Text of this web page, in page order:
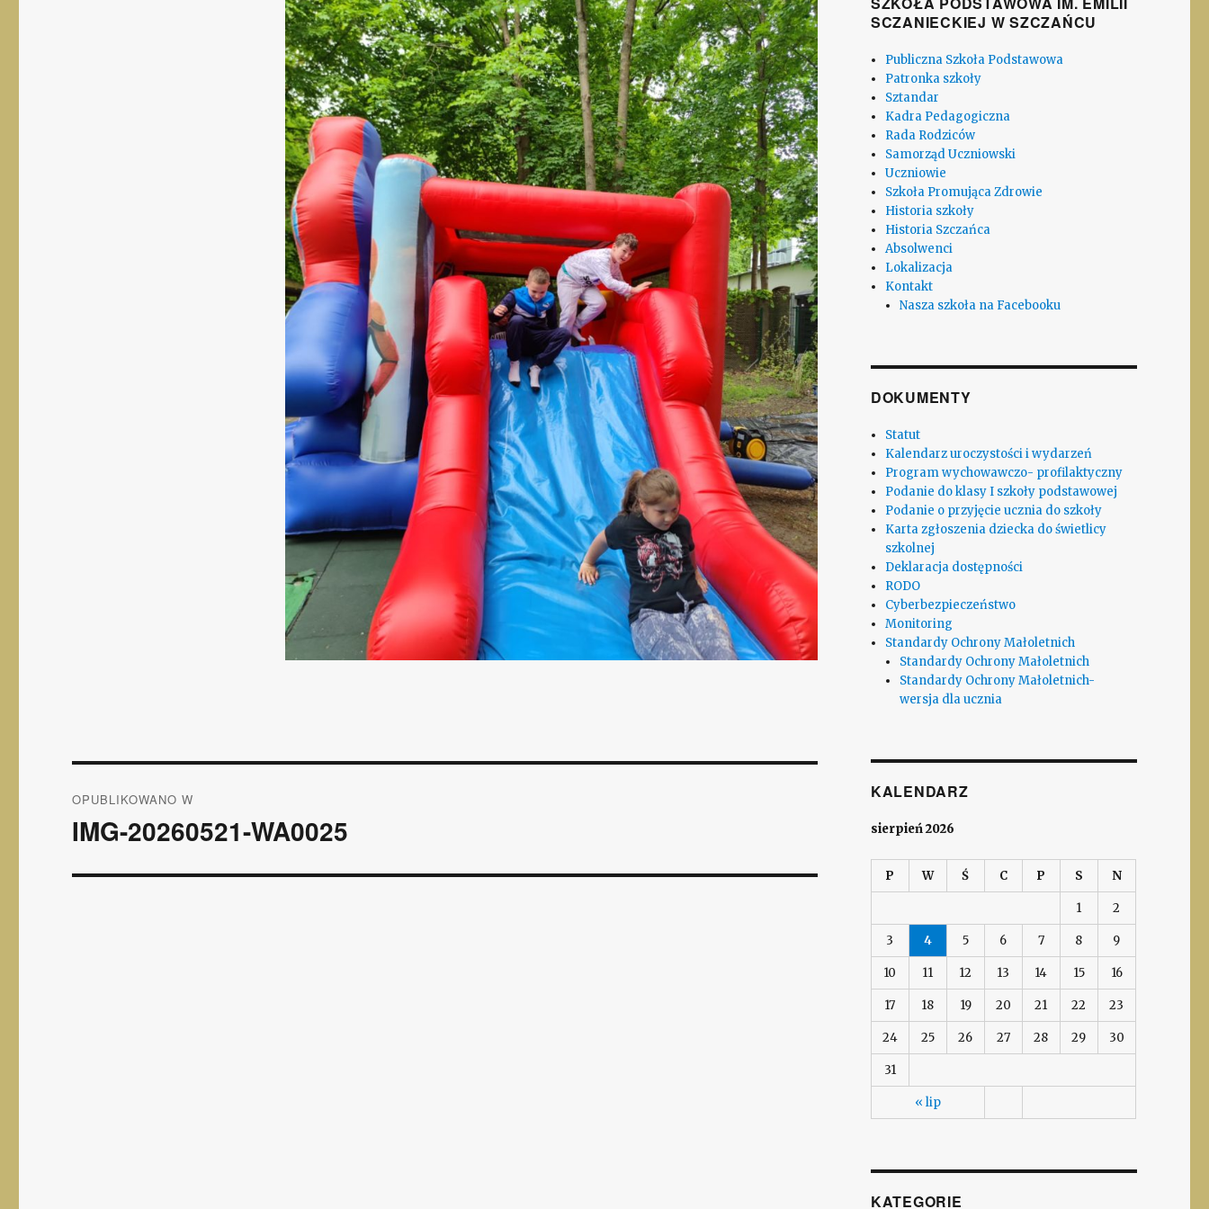
wpisu
OPUBLIKOWANO W
IMG-20260521-WA0025
SCZANIECKIEJ W SZCZAŃCU
Publiczna Szkoła Podstawowa
Patronka szkoły
Sztandar
Kadra Pedagogiczna
Rada Rodziców
Samorząd Uczniowski
Uczniowie
Szkoła Promująca Zdrowie
Historia szkoły
Historia Szczańca
Absolwenci
Lokalizacja
Kontakt
Nasza szkoła na Facebooku
DOKUMENTY
Statut
Kalendarz uroczystości i wydarzeń
Program wychowawczo- profilaktyczny
Podanie do klasy I szkoły podstawowej
Podanie o przyjęcie ucznia do szkoły
Karta zgłoszenia dziecka do świetlicy
szkolnej
Deklaracja dostępności
RODO
Cyberbezpieczeństwo
Monitoring
Standardy Ochrony Małoletnich
Standardy Ochrony Małoletnich
Standardy Ochrony Małoletnich-
wersja dla ucznia
KALENDARZ
sierpień 2026
P W Ś C P S N
« lip
1 2
3 4 5 6 7 8 9
10 11 12 13 14 15 16
17 18 19 20 21 22 23
24 25 26 27 28 29 30
31
KATEGORIE